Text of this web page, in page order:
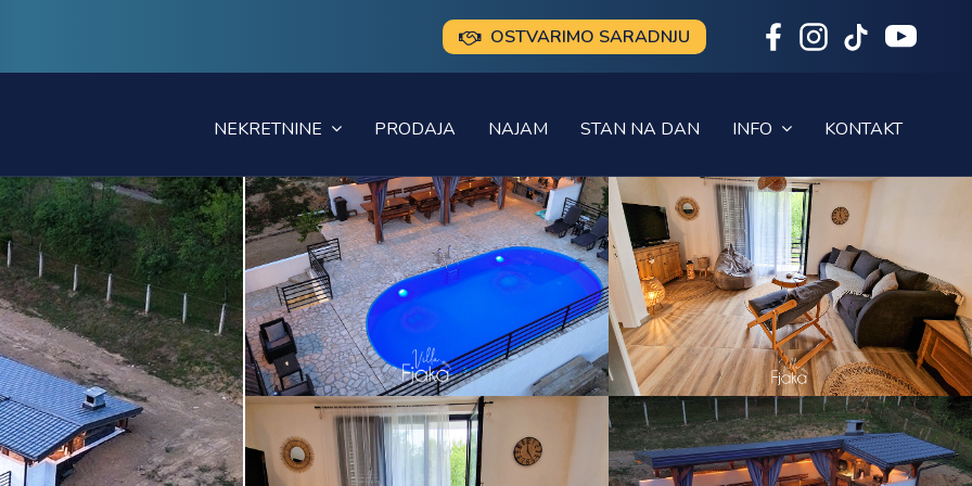
OSTVARIMO SARADNJU
NEKRETNINE PRODAJA NAJAM STAN NA DAN INFO KONTAKT